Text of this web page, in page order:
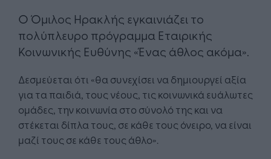
Ο Όμιλος Ηρακλής εγκαινιάζει το
πολύπλευρο πρόγραμμα Εταιρικής
Κοινωνικής Ευθύνης «Ένας άθλος ακόμα».
Δεσμεύεται ότι «θα συνεχίσει να δημιουργεί αξία
για τα παιδιά, τους νέους, τις κοινωνικά ευάλωτες
ομάδες, την κοινωνία στο σύνολό της και να
στέκεται δίπλα τους, σε κάθε τους όνειρο, να είναι
μαζί τους σε κάθε τους άθλο».